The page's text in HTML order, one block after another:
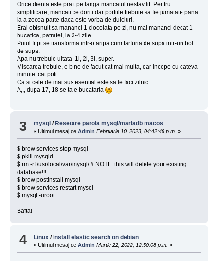
Orice dienta este praft pe langa mancatul nestavilit. Pentru
simplificare, mancati ce doriti dar portiile trebuie sa fie jumatate pana
la a zecea parte daca este vorba de dulciuri.
Erai obisnuit sa mananci 1 ciocolata pe zi, nu mai mananci decat 1
bucatica, patratel, la 3-4 zile.
Puiul fript se transforma intr-o aripa cum farfuria de supa intr-un bol
de supa.
Apa nu trebuie uitata, 1l, 2l, 3l, super.
Miscarea trebuie, e bine de facut cat mai multa, dar incepe cu cateva
minute, cat poti.
Ca si cele de mai sus esential este sa le faci zilnic.
A,,, dupa 17, 18 se taie bucataria
3 mysql / Resetare parola mysql/mariadb macos
« Ultimul mesaj deAdmin Februarie 10, 2023, 04:42:49 p.m. »
$ brew services stop mysql
$ pkill mysqld
$ rm -rf /usr/local/var/mysql/ # NOTE: this will delete your existing
database!!!
$ brew postinstall mysql
$ brew services restart mysql
$ mysql -uroot
Bafta!
4 Linux /Install elastic search on debian
« Ultimul mesaj deAdmin Martie 22, 2022, 12:50:08 p.m. »